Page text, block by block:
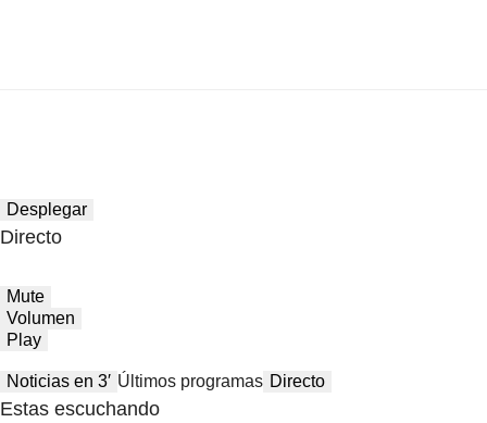
Desplegar
Directo
Mute
Volumen
Play
Noticias en 3′ Últimos programas Directo
Estas escuchando